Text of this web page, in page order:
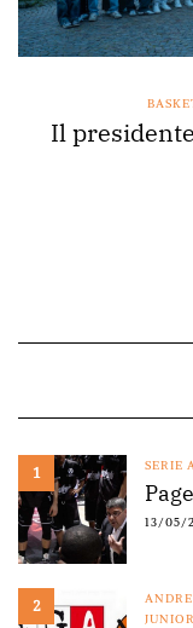
Il
1 SERIE
13/05/
2